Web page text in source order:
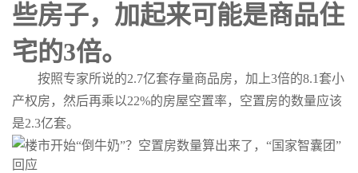
些房子，加起来可能是商品住
宅的3倍。
按照专家所说的2.7亿套存量商品房，加上3倍的8.1套小
产权房，然后再乘以22%的房屋空置率，空置房的数量应该
是2.3亿套。